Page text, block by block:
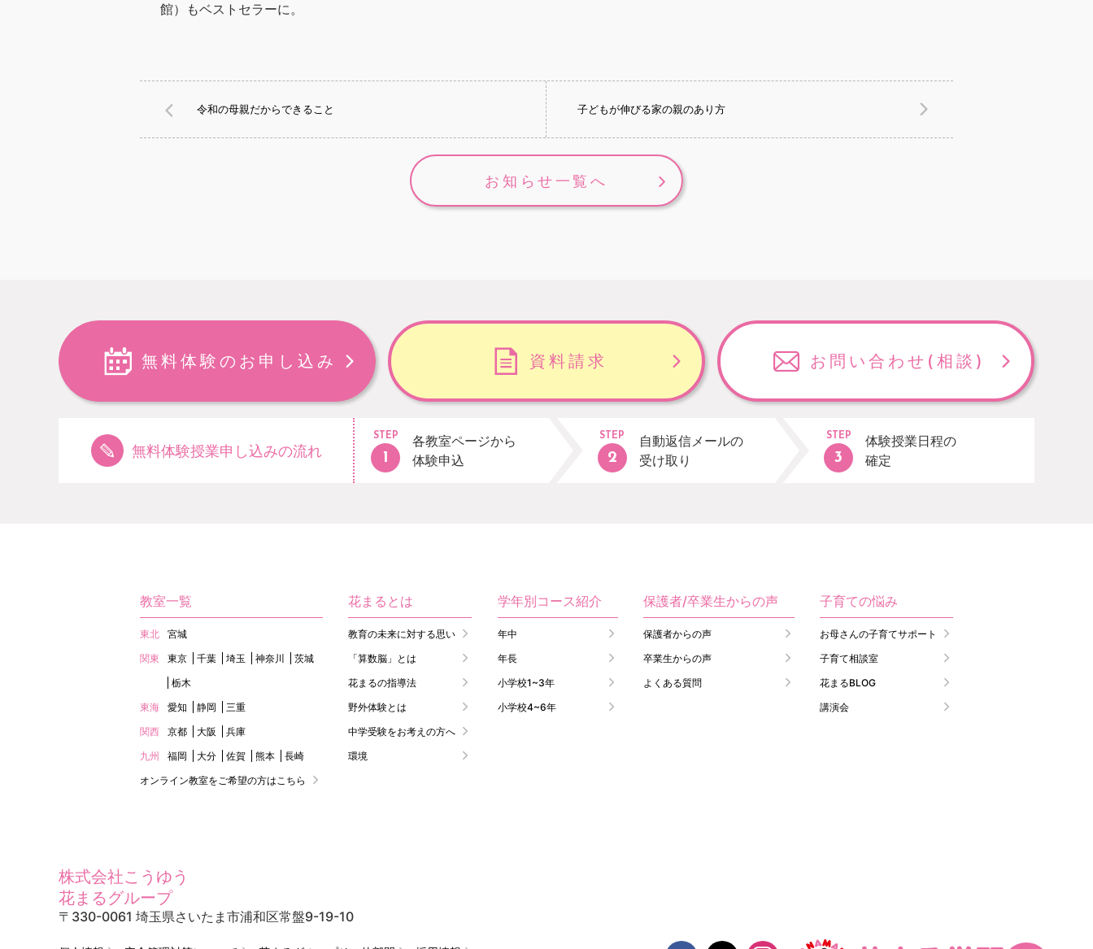
館）もベストセラーに。
令和の母親だからできること 子どもが伸びる家の親のあり方
お知らせ一覧へ
無料体験のお申し込み 資料請求 お問い合わせ (相談)
無料体験授業申し込みの流れ
STEP
各教室ページから
体験申込
STEP
自動返信メールの
受け取り
STEP
体験授業日程の
確定
教室一覧
東北
宮城
関東
東京 千葉 埼玉 神奈川
茨城
栃木
東海
愛知 静岡
三重
関西
京都 大阪
兵庫
九州
福岡 大分 佐賀 熊本
長崎
オンライン教室をご希望の方はこちら
花まるとは
教育の未来に対する思い
「算数脳」とは
花まるの指導法
野外体験とは
中学受験をお考えの方へ
環境
学年別コース紹介
年中
年長
小学校1~3年
小学校4~6年
保護者/卒業生からの声
保護者からの声
卒業生からの声
よくある質問
子育ての悩み
お母さんの子育てサポート
子育て相談室
花まるBLOG
講演会
株式会社こうゆう
花まるグループ
〒330-0061 埼玉県さいたま市浦和区常盤9-19-10